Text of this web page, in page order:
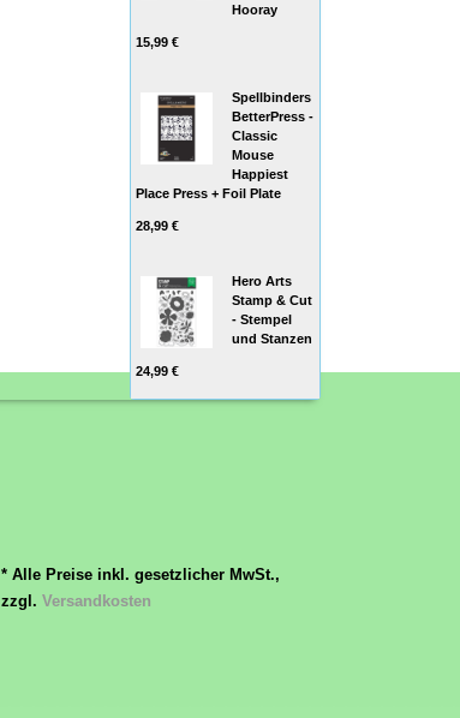
Hooray
15,99 €
Spellbinders
BetterPress -
Classic
Mouse
Happiest
Place Press + Foil Plate
28,99 €
Hero Arts
Stamp & Cut
- Stempel
und Stanzen
24,99 €
* Alle Preise inkl. gesetzlicher MwSt.,
zzgl. Versandkosten